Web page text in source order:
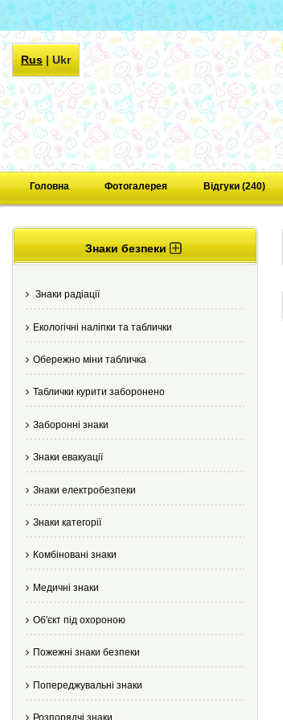
Rus|Ukr
Головна Фотогалерея Відгуки (240)
Знаки безпеки
Знаки радіації
Екологічні наліпки та таблички
Обережно міни табличка
Таблички курити заборонено
Заборонні знаки
Знаки евакуації
Знаки електробезпеки
Знаки категорії
Комбіновані знаки
Медичні знаки
Об'єкт під охороною
Пожежні знаки безпеки
Попереджувальні знаки